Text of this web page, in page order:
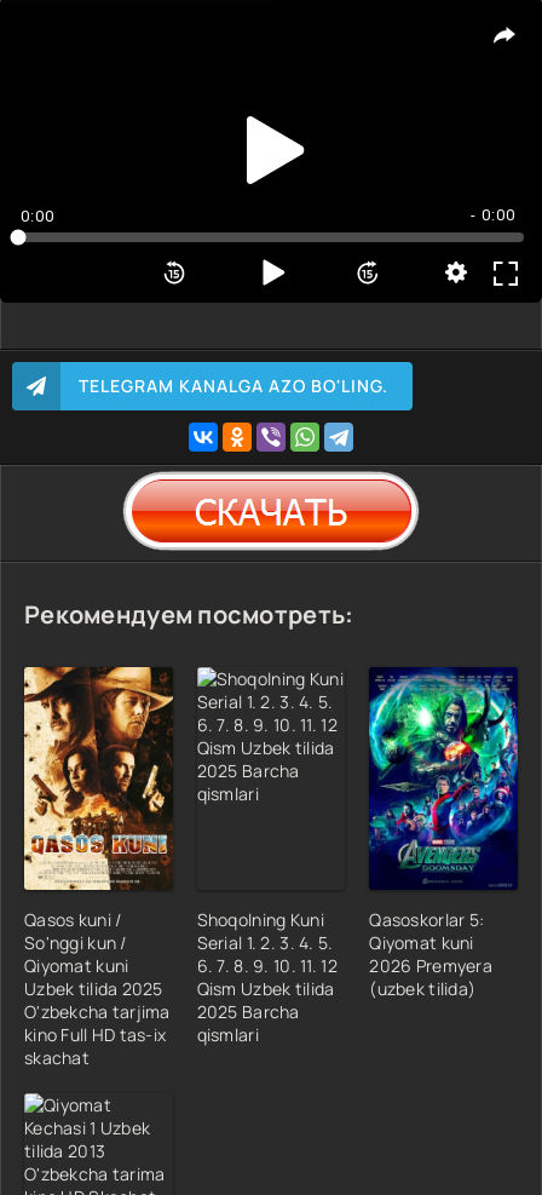
0:00 - 0:00
TELEGRAM KANALGA AZO BO'LING.
Рекомендуем посмотреть:
Qasos kuni /
So'nggi kun /
Qiyomat kuni
Uzbek tilida 2025
O'zbekcha tarjima
kino Full HD tas-ix
skachat
Shoqolning Kuni
Serial 1. 2. 3. 4. 5.
6. 7. 8. 9. 10. 11. 12
Qism Uzbek tilida
2025 Barcha
qismlari
Qasoskorlar 5:
Qiyomat kuni
2026 Premyera
(uzbek tilida)